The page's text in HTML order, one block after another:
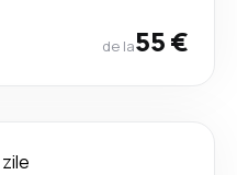
de la55 €